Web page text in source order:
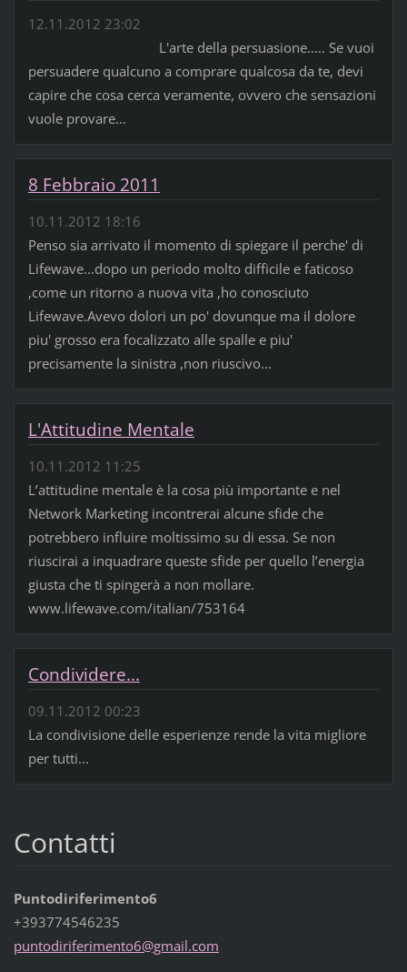
12.11.2012 23:02
L'arte della persuasione..... Se vuoi
persuadere qualcuno a comprare qualcosa da te, devi
capire che cosa cerca veramente, ovvero che sensazioni
vuole provare...
8 Febbraio 2011
10.11.2012 18:16
Penso sia arrivato il momento di spiegare il perche' di
Lifewave...dopo un periodo molto difficile e faticoso
,come un ritorno a nuova vita ,ho conosciuto
Lifewave.Avevo dolori un po' dovunque ma il dolore
piu' grosso era focalizzato alle spalle e piu'
precisamente la sinistra ,non riuscivo...
L'Attitudine Mentale
10.11.2012 11:25
L’attitudine mentale è la cosa più importante e nel
Network Marketing incontrerai alcune sfide che
potrebbero influire moltissimo su di essa. Se non
riuscirai a inquadrare queste sfide per quello l’energia
giusta che ti spingerà a non mollare.
www.lifewave.com/italian/753164
Condividere...
09.11.2012 00:23
La condivisione delle esperienze rende la vita migliore
per tutti...
Contatti
Puntodiriferimento6
+393774546235
puntodiriferimento6@gmail.com